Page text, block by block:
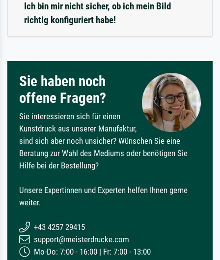
Ich bin mir nicht sicher, ob ich mein Bild
richtig konfiguriert habe!
Sie haben noch
offene Fragen?
Sie interessieren sich für einen
Kunstdruck aus unserer Manufaktur,
sind sich aber noch unsicher? Wünschen Sie eine
Beratung zur Wahl des Mediums oder benötigen Sie
Hilfe bei der Bestellung?
Unsere Expertinnen und Experten helfen Ihnen gerne
weiter.
+43 4257 29415
support@meisterdrucke.com
Mo-Do: 7:00 - 16:00 | Fr: 7:00 - 13:00